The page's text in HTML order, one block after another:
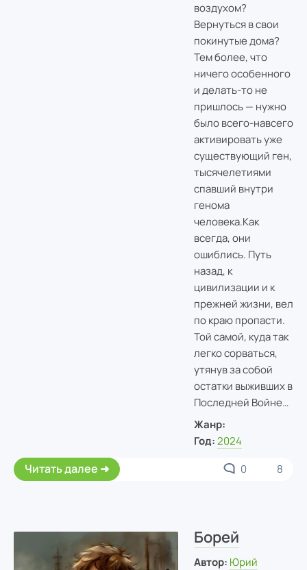
воздухом?
Вернуться в свои
покинутые дома?
Тем более, что
ничего особенного
и делать-то не
пришлось — нужно
было всего-навсего
активировать уже
существующий ген,
тысячелетиями
спавший внутри
генома
человека.Как
всегда, они
ошиблись. Путь
назад, к
цивилизации и к
прежней жизни, вел
по краю пропасти.
Той самой, куда так
легко сорваться,
утянув за собой
остатки выживших в
Последней Войне…
Жанр:
Год: 2024
Читать далее 0 8
Борей
Автор: Юрий